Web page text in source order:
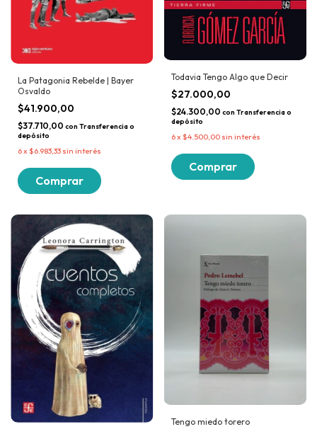
La Patagonia Rebelde | Bayer
Osvaldo
$41.900,00
$37.710,00 con Transferencia o
depósito
6x $6.983,33 sin interés
Todavia Tengo Algo que Decir
$27.000,00
$24.300,00 con Transferencia o
depósito
6x $4.500,00 sin interés
Tengo miedo torero